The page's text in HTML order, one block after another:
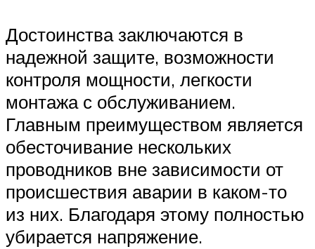
Достоинства заключаются в
надежной защите, возможности
контроля мощности, легкости
монтажа с обслуживанием.
Главным преимуществом является
обесточивание нескольких
проводников вне зависимости от
происшествия аварии в каком-то
из них. Благодаря этому полностью
убирается напряжение.